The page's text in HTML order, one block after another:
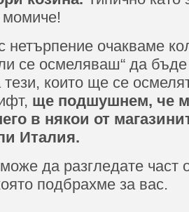
нетърпение очакваме
се осмеляваш“ да
тези, които ще се
ще подшушнем, че
в някои от
Италия.
да разгледате част
подбрахме за вас.